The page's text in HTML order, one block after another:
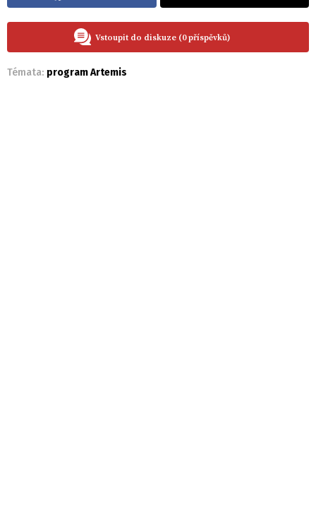
Vstoupit do diskuze (0 příspěvků)
Témata: program Artemis